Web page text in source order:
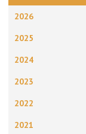
2026
2025
2024
2023
2022
2021